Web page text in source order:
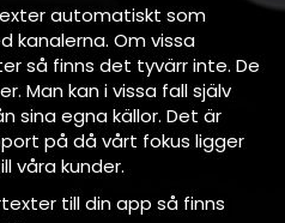
automatiskt som
kanalerna. Om vissa
så finns det tyvärr inte. De
Man kan i vissa fall själv
sina egna källor. Det är
på då vårt fokus ligger
våra kunder.
till din app så finns